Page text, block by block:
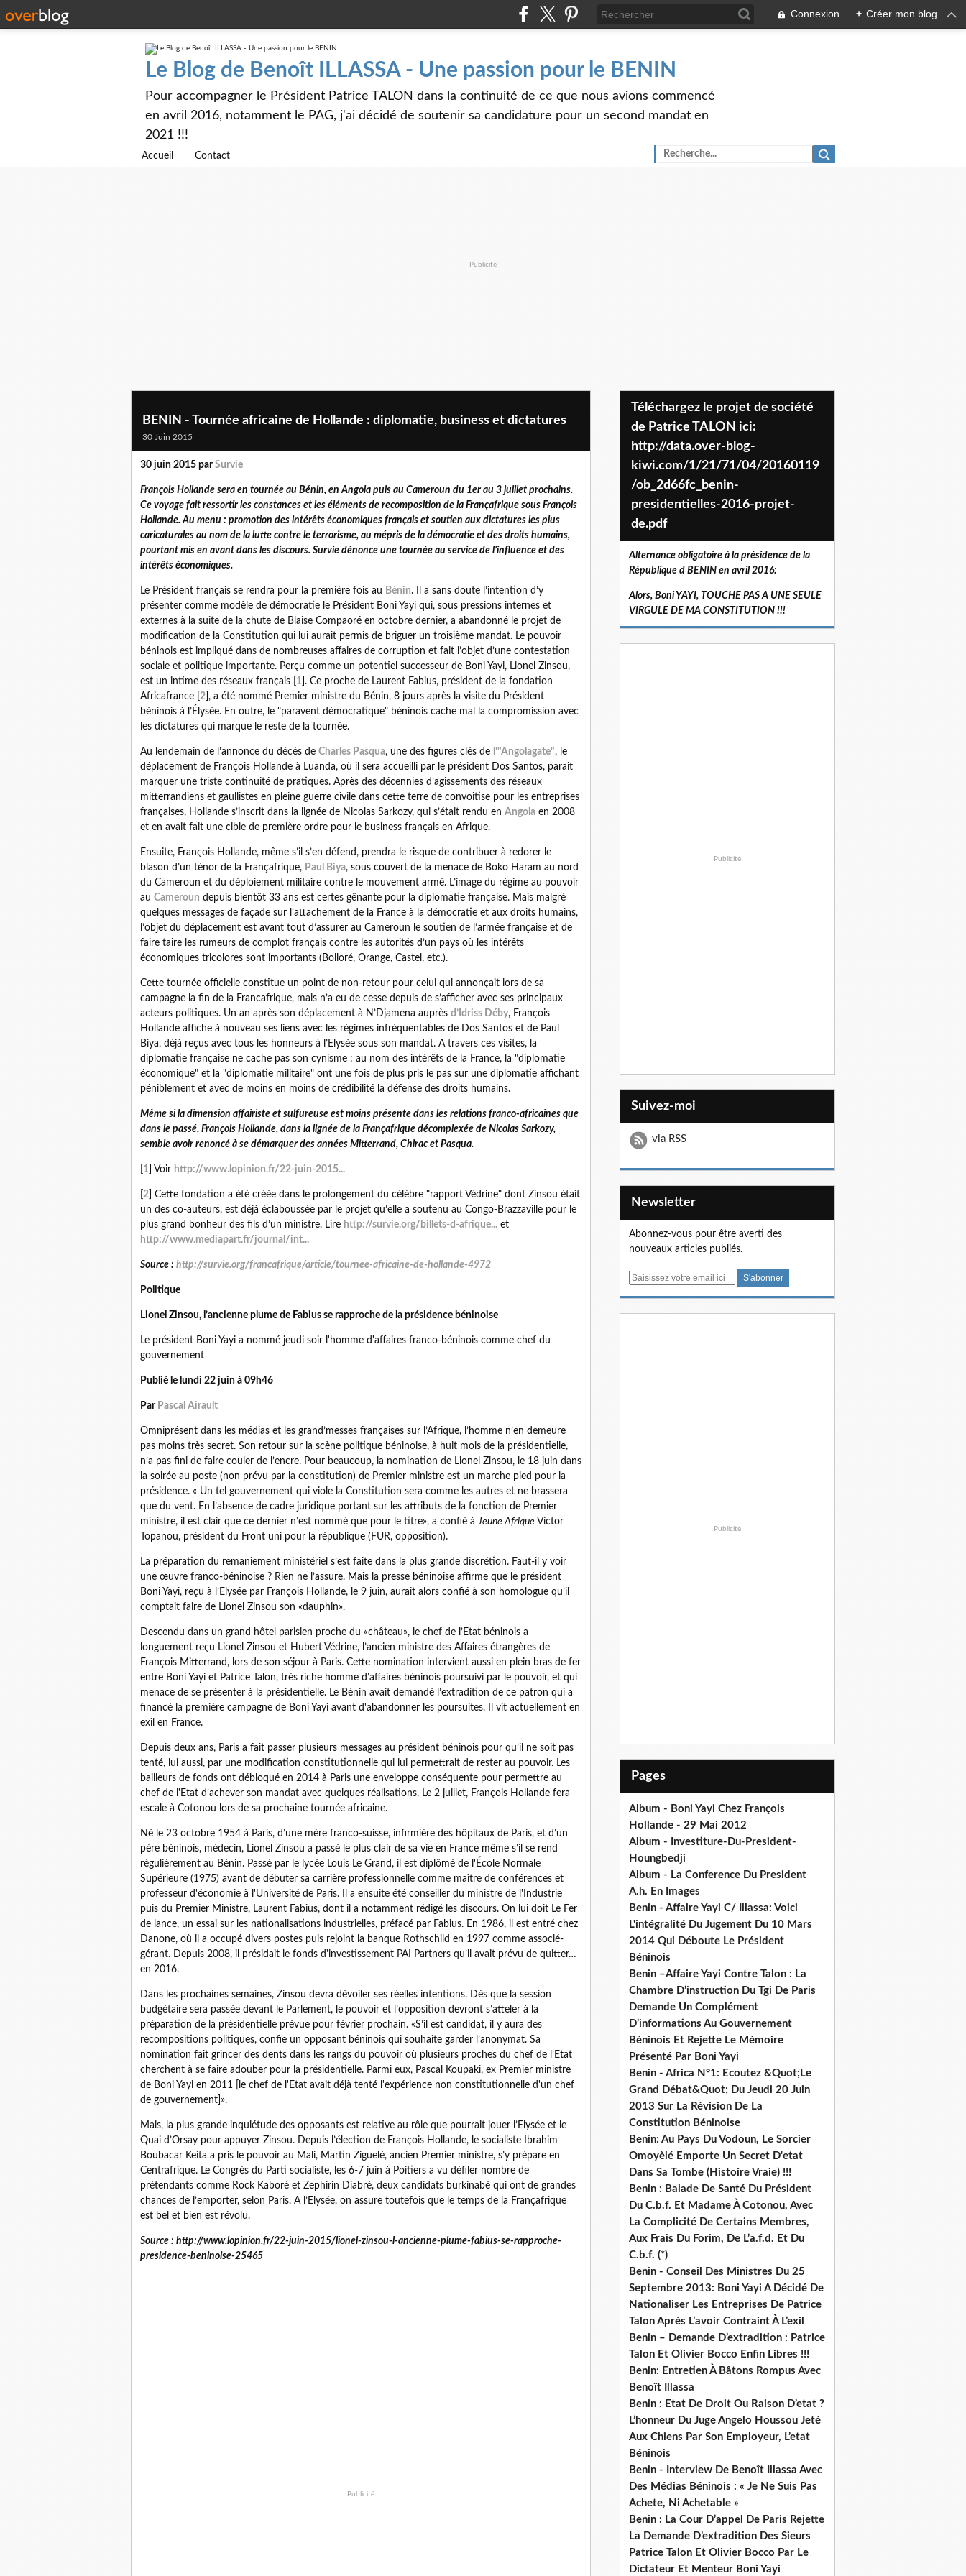
Connexion + Créer mon blog
Le Blog de Benoît ILLASSA - Une passion pour le BENIN
Pour accompagner le Président Patrice TALON dans la continuité de ce que nous avions commencé
en avril 2016, notamment le PAG, j'ai décidé de soutenir sa candidature pour un second mandat en
2021 !!!
Accueil Contact
Publicité
BENIN - Tournée africaine de Hollande : diplomatie, business et dictatures
30 Juin 2015
30 juin 2015 parSurvie
François Hollande sera en tournée au Bénin, en Angola puis au Cameroun du 1er au 3 juillet prochains.
Ce voyage fait ressortir les constances et les éléments de recomposition de la Françafrique sous François
Hollande. Au menu : promotion des intérêts économiques français et soutien aux dictatures les plus
caricaturales au nom de la lutte contre le terrorisme, au mépris de la démocratie et des droits humains,
pourtant mis en avant dans les discours. Survie dénonce une tournée au service de l’influence et des
intérêts économiques.
Le Président français se rendra pour la première fois au Bénin. Il a sans doute l’intention d’y
présenter comme modèle de démocratie le Président Boni Yayi qui, sous pressions internes et
externes à la suite de la chute de Blaise Compaoré en octobre dernier, a abandonné le projet de
modification de la Constitution qui lui aurait permis de briguer un troisième mandat. Le pouvoir
béninois est impliqué dans de nombreuses affaires de corruption et fait l’objet d’une contestation
sociale et politique importante. Perçu comme un potentiel successeur de Boni Yayi, Lionel Zinsou,
est un intime des réseaux français [ 1 ]. Ce proche de Laurent Fabius, président de la fondation
Africafrance [ 2 ], a été nommé Premier ministre du Bénin, 8 jours après la visite du Président
béninois à l’Élysée. En outre, le "paravent démocratique" béninois cache mal la compromission avec
les dictatures qui marque le reste de la tournée.
Au lendemain de l’annonce du décès de Charles Pasqua, une des figures clés de l’"Angolagate", le
déplacement de François Hollande à Luanda, où il sera accueilli par le président Dos Santos, parait
marquer une triste continuité de pratiques. Après des décennies d’agissements des réseaux
mitterrandiens et gaullistes en pleine guerre civile dans cette terre de convoitise pour les entreprises
françaises, Hollande s’inscrit dans la lignée de Nicolas Sarkozy, qui s’était rendu en Angola en 2008
et en avait fait une cible de première ordre pour le business français en Afrique.
Ensuite, François Hollande, même s’il s’en défend, prendra le risque de contribuer à redorer le
blason d’un ténor de la Françafrique, Paul Biya, sous couvert de la menace de Boko Haram au nord
du Cameroun et du déploiement militaire contre le mouvement armé. L’image du régime au pouvoir
au Cameroun depuis bientôt 33 ans est certes gênante pour la diplomatie française. Mais malgré
quelques messages de façade sur l’attachement de la France à la démocratie et aux droits humains,
l’objet du déplacement est avant tout d’assurer au Cameroun le soutien de l’armée française et de
faire taire les rumeurs de complot français contre les autorités d’un pays où les intérêts
économiques tricolores sont importants (Bolloré, Orange, Castel, etc.).
Cette tournée officielle constitue un point de non-retour pour celui qui annonçait lors de sa
campagne la fin de la Francafrique, mais n’a eu de cesse depuis de s’afficher avec ses principaux
acteurs politiques. Un an après son déplacement à N’Djamena auprès d’Idriss Déby, François
Hollande affiche à nouveau ses liens avec les régimes infréquentables de Dos Santos et de Paul
Biya, déjà reçus avec tous les honneurs à l’Elysée sous son mandat. A travers ces visites, la
diplomatie française ne cache pas son cynisme : au nom des intérêts de la France, la "diplomatie
économique" et la "diplomatie militaire" ont une fois de plus pris le pas sur une diplomatie affichant
péniblement et avec de moins en moins de crédibilité la défense des droits humains.
Même si la dimension affairiste et sulfureuse est moins présente dans les relations franco-africaines que
dans le passé, François Hollande, dans la lignée de la Françafrique décomplexée de Nicolas Sarkozy,
semble avoir renoncé à se démarquer des années Mitterrand, Chirac et Pasqua.
1 ] Voir http://www.lopinion.fr/22-juin-2015...
2 ] Cette fondation a été créée dans le prolongement du célèbre "rapport Védrine" dont Zinsou était
un des co-auteurs, est déjà éclaboussée par le projet qu’elle a soutenu au Congo-Brazzaville pour le
plus grand bonheur des fils d’un ministre. Lire http://survie.org/billets-d-afrique... et
http://www.mediapart.fr/journal/int...
Source : http://survie.org/francafrique/article/tournee-africaine-de-hollande-4972
Politique
Lionel Zinsou, l’ancienne plume de Fabius se rapproche de la présidence béninoise
Le président Boni Yayi a nommé jeudi soir l'homme d'affaires franco-béninois comme chef du
gouvernement
Publié le lundi 22 juin à 09h46
Par Pascal Airault
Omniprésent dans les médias et les grand’messes françaises sur l’Afrique, l’homme n’en demeure
pas moins très secret. Son retour sur la scène politique béninoise, à huit mois de la présidentielle,
n’a pas fini de faire couler de l’encre. Pour beaucoup, la nomination de Lionel Zinsou, le 18 juin dans
la soirée au poste (non prévu par la constitution) de Premier ministre est un marche pied pour la
présidence. « Un tel gouvernement qui viole la Constitution sera comme les autres et ne brassera
que du vent. En l’absence de cadre juridique portant sur les attributs de la fonction de Premier
ministre, il est clair que ce dernier n’est nommé que pour le titre», a confié àJeune Afrique Victor
Topanou, président du Front uni pour la république (FUR, opposition).
La préparation du remaniement ministériel s’est faite dans la plus grande discrétion. Faut-il y voir
une œuvre franco-béninoise ? Rien ne l’assure. Mais la presse béninoise affirme que le président
Boni Yayi, reçu à l’Elysée par François Hollande, le 9 juin, aurait alors confié à son homologue qu’il
comptait faire de Lionel Zinsou son «dauphin».
Descendu dans un grand hôtel parisien proche du «château», le chef de l’Etat béninois a
longuement reçu Lionel Zinsou et Hubert Védrine, l’ancien ministre des Affaires étrangères de
François Mitterrand, lors de son séjour à Paris. Cette nomination intervient aussi en plein bras de fer
entre Boni Yayi et Patrice Talon, très riche homme d’affaires béninois poursuivi par le pouvoir, et qui
menace de se présenter à la présidentielle. Le Bénin avait demandé l’extradition de ce patron qui a
financé la première campagne de Boni Yayi avant d'abandonner les poursuites. Il vit actuellement en
exil en France.
Depuis deux ans, Paris a fait passer plusieurs messages au président béninois pour qu’il ne soit pas
tenté, lui aussi, par une modification constitutionnelle qui lui permettrait de rester au pouvoir. Les
bailleurs de fonds ont débloqué en 2014 à Paris une enveloppe conséquente pour permettre au
chef de l'Etat d’achever son mandat avec quelques réalisations. Le 2 juillet, François Hollande fera
escale à Cotonou lors de sa prochaine tournée africaine.
Né le 23 octobre 1954 à Paris, d’une mère franco-suisse, infirmière des hôpitaux de Paris, et d’un
père béninois, médecin, Lionel Zinsou a passé le plus clair de sa vie en France même s’il se rend
régulièrement au Bénin. Passé par le lycée Louis Le Grand, il est diplômé de l'École Normale
Supérieure (1975) avant de débuter sa carrière professionnelle comme maître de conférences et
professeur d'économie à l'Université de Paris. Il a ensuite été conseiller du ministre de l'Industrie
puis du Premier Ministre, Laurent Fabius, dont il a notamment rédigé les discours. On lui doit Le Fer
de lance, un essai sur les nationalisations industrielles, préfacé par Fabius. En 1986, il est entré chez
Danone, où il a occupé divers postes puis rejoint la banque Rothschild en 1997 comme associé-
gérant. Depuis 2008, il présidait le fonds d'investissement PAI Partners qu’il avait prévu de quitter…
en 2016.
Dans les prochaines semaines, Zinsou devra dévoiler ses réelles intentions. Dès que la session
budgétaire sera passée devant le Parlement, le pouvoir et l’opposition devront s’atteler à la
préparation de la présidentielle prévue pour février prochain. «S’il est candidat, il y aura des
recompositions politiques, confie un opposant béninois qui souhaite garder l’anonymat. Sa
nomination fait grincer des dents dans les rangs du pouvoir où plusieurs proches du chef de l’Etat
cherchent à se faire adouber pour la présidentielle. Parmi eux, Pascal Koupaki, ex Premier ministre
de Boni Yayi en 2011 [le chef de l'Etat avait déjà tenté l'expérience non constitutionnelle d'un chef
de gouvernement]».
Mais, la plus grande inquiétude des opposants est relative au rôle que pourrait jouer l’Elysée et le
Quai d’Orsay pour appuyer Zinsou. Depuis l’élection de François Hollande, le socialiste Ibrahim
Boubacar Keita a pris le pouvoir au Mali, Martin Ziguelé, ancien Premier ministre, s’y prépare en
Centrafrique. Le Congrès du Parti socialiste, les 6-7 juin à Poitiers a vu défiler nombre de
prétendants comme Rock Kaboré et Zephirin Diabré, deux candidats burkinabé qui ont de grandes
chances de l’emporter, selon Paris. A l’Elysée, on assure toutefois que le temps de la Françafrique
est bel et bien est révolu.
Source : http://www.lopinion.fr/22-juin-2015/lionel-zinsou-l-ancienne-plume-fabius-se-rapproche-
presidence-beninoise-25465
Publicité
Téléchargez le projet de société
de Patrice TALON ici:
http://data.over-blog-
kiwi.com/1/21/71/04/20160119
/ob_2d66fc_benin-
presidentielles-2016-projet-
de.pdf
Alternance obligatoire à la présidence de la
République d BENIN en avril 2016:
Alors, Boni YAYI, TOUCHE PAS A UNE SEULE
VIRGULE DE MA CONSTITUTION !!!
Publicité
Suivez-moi
via RSS
Newsletter
Abonnez-vous pour être averti des
nouveaux articles publiés.
E
Publicité
Pages
Album - Boni Yayi Chez François
Hollande - 29 Mai 2012
Album - Investiture-Du-President-
Houngbedji
Album - La Conference Du President
A.h. En Images
Benin - Affaire Yayi C/ Illassa: Voici
L'intégralité Du Jugement Du 10 Mars
2014 Qui Déboute Le Président
Béninois
Benin –Affaire Yayi Contre Talon : La
Chambre D’instruction Du Tgi De Paris
Demande Un Complément
D’informations Au Gouvernement
Béninois Et Rejette Le Mémoire
Présenté Par Boni Yayi
Benin - Africa N°1: Ecoutez &Quot;Le
Grand Débat&Quot; Du Jeudi 20 Juin
2013 Sur La Révision De La
Constitution Béninoise
Benin: Au Pays Du Vodoun, Le Sorcier
Omoyèlé Emporte Un Secret D'etat
Dans Sa Tombe (Histoire Vraie) !!!
Benin : Balade De Santé Du Président
Du C.b.f. Et Madame À Cotonou, Avec
La Complicité De Certains Membres,
Aux Frais Du Forim, De L’a.f.d. Et Du
C.b.f. (*)
Benin - Conseil Des Ministres Du 25
Septembre 2013: Boni Yayi A Décidé De
Nationaliser Les Entreprises De Patrice
Talon Après L’avoir Contraint À L’exil
Benin – Demande D’extradition : Patrice
Talon Et Olivier Bocco Enfin Libres !!!
Benin: Entretien À Bâtons Rompus Avec
Benoît Illassa
Benin : Etat De Droit Ou Raison D’etat ?
L’honneur Du Juge Angelo Houssou Jeté
Aux Chiens Par Son Employeur, L’etat
Béninois
Benin - Interview De Benoît Illassa Avec
Des Médias Béninois : « Je Ne Suis Pas
Achete, Ni Achetable »
Benin : La Cour D’appel De Paris Rejette
La Demande D’extradition Des Sieurs
Patrice Talon Et Olivier Bocco Par Le
Dictateur Et Menteur Boni Yayi